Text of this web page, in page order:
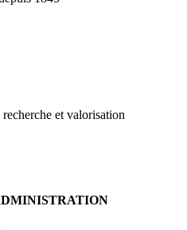
et valorisation